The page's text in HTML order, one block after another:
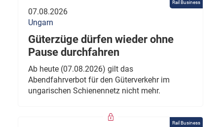
Rail Business
07.08.2026
Ungarn
Güterzüge dürfen wieder ohne
Pause durchfahren
Ab heute (07.08.2026) gilt das
Abendfahrverbot für den Güterverkehr im
ungarischen Schienennetz nicht mehr.
Rail Business